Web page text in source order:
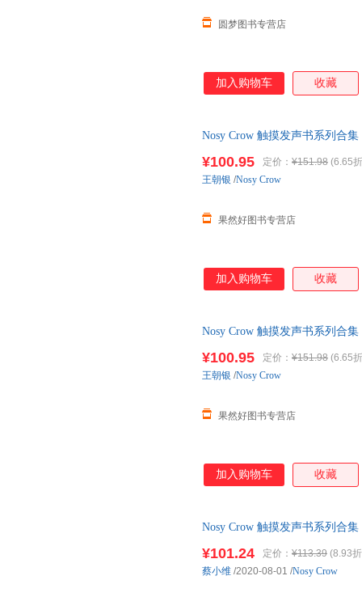
圆梦图书专营店
加入购物车 收藏
Nosy Crow 触摸发声书系列合集
¥100.95 定价： ¥151.98 (6.65
果然好图书专营店
王朝银 /Nosy Crow
加入购物车 收藏
Nosy Crow 触摸发声书系列合集
¥100.95 定价： ¥151.98 (6.65
果然好图书专营店
王朝银 /Nosy Crow
加入购物车 收藏
Nosy Crow 触摸发声书系列合集
¥101.24 定价： ¥113.39 (8.93
蔡小维 /2020-08-01 /Nosy Crow